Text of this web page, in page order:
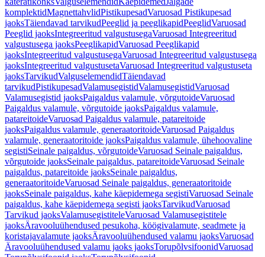
komplektidMagnettahvlidPistikupesadVaruosad Pistikupesad
jaoksTäiendavad tarvikudPeeglid ja peeglikapidPeeglidVaruosad
Peeglid jaoksIntegreeritud valgustusegaVaruosad Integreeritud
valgustusega jaoksPeeglikapidVaruosad Peeglikapid
jaoksIntegreeritud valgustusegaVaruosad Integreeritud valgustusega
jaoksIntegreeritud valgustusetaVaruosad Integreeritud valgustuseta
jaoksTarvikudValguselemendidTäiendavad
tarvikudPistikupesadValamusegistidValamusegistidVaruosad
Valamusegistid jaoksPaigaldus valamule, võrgutoideVaruosad
Paigaldus valamule, võrgutoide jaoksPaigaldus valamule,
patareitoideVaruosad Paigaldus valamule, patareitoide
jaoksPaigaldus valamule, generaatoritoideVaruosad Paigaldus
valamule, generaatoritoide jaoksPaigaldus valamule, ühehoovaline
segistiSeinale paigaldus, võrgutoideVaruosad Seinale paigaldus,
võrgutoide jaoksSeinale paigaldus, patareitoideVaruosad Seinale
paigaldus, patareitoide jaoksSeinale paigaldus,
generaatoritoideVaruosad Seinale paigaldus, generaatoritoide
jaoksSeinale paigaldus, kahe käepidemega segistiVaruosad Seinale
paigaldus, kahe käepidemega segisti jaoksTarvikudVaruosad
Tarvikud jaoksValamusegistiteleVaruosad Valamusegistitele
jaoksÄravooluühendused pesukoha, köögivalamute, seadmete ja
koristajavalamute jaoksÄravooluühendused valamu jaoksVaruosad
Äravooluühendused valamu jaoks jaoksTorupõlvsifoonidVaruosad